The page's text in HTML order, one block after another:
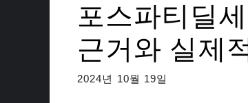
포스파티딜
근거와 실제
2024년 10월 19일